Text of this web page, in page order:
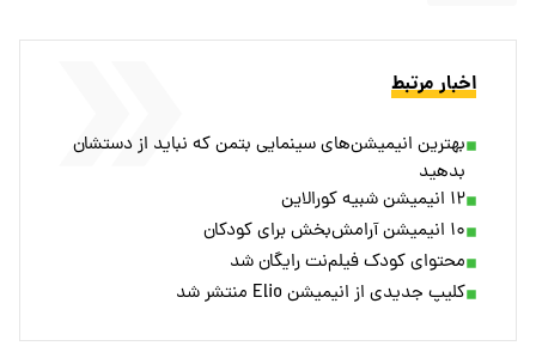
اخبار مرتبط
بهترین انیمیشن‌های سینمایی بتمن که نباید از دستشان
بدهید
۱۲ انیمیشن شبیه کورالاین
۱۰ انیمیشن آرامش‌بخش برای کودکان
محتوای کودک فیلم‌نت رایگان شد
کلیپ جدیدی از انیمیشن Elio منتشر شد